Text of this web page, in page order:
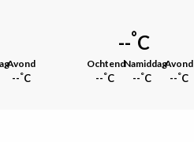
Avond
--°C
--°C
Ochtend
--°C
Namiddag
--°C
Avond
--°C